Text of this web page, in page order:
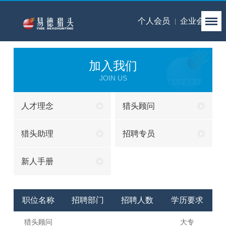
个人会员 企业会员
加入我们
JOIN US
人才理念 猎头顾问
猎头助理 招聘专员
新人手册
职位名称 招聘部门 招聘人数 学历要求
猎头顾问 大专